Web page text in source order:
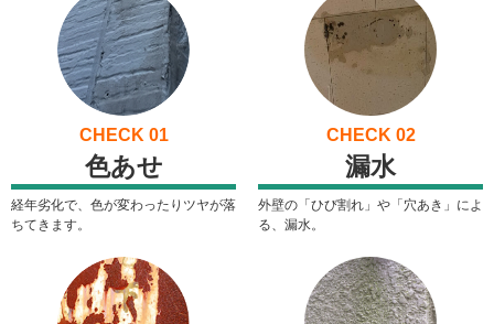
色あせ
経年劣化で、色が変わったりツヤが落
ちてきます。
漏水
外壁の「ひび割れ」や「穴あき」によ
る、漏水。